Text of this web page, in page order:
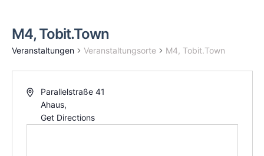
M4, Tobit.Town
Veranstaltungen Veranstaltungsorte M4, Tobit.Town
Parallelstraße 41
Ahaus,
Get Directions